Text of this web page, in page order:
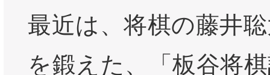
最近は、将棋の藤井
を鍛えた、「板谷将